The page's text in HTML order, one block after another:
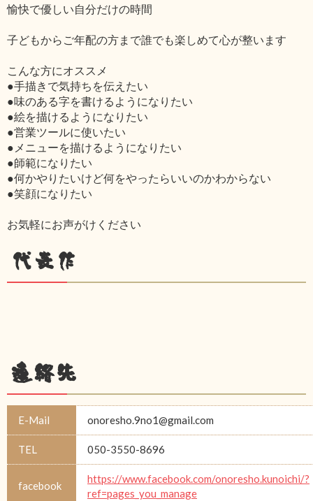
愉快で優しい自分だけの時間
子どもからご年配の方まで誰でも楽しめて心が整います
こんな方にオススメ
●手描きで気持ちを伝えたい
●味のある字を書けるようになりたい
●絵を描けるようになりたい
●営業ツールに使いたい
●メニューを描けるようになりたい
●師範になりたい
●何かやりたいけど何をやったらいいのかわからない
●笑顔になりたい
お気軽にお声がけください
代表作
連絡先
E-Mail onoresho.9no1@gmail.com
TEL 050-3550-8696
facebook
https://www.facebook.com/onoresho.kunoichi/?
ref=pages_you_manage